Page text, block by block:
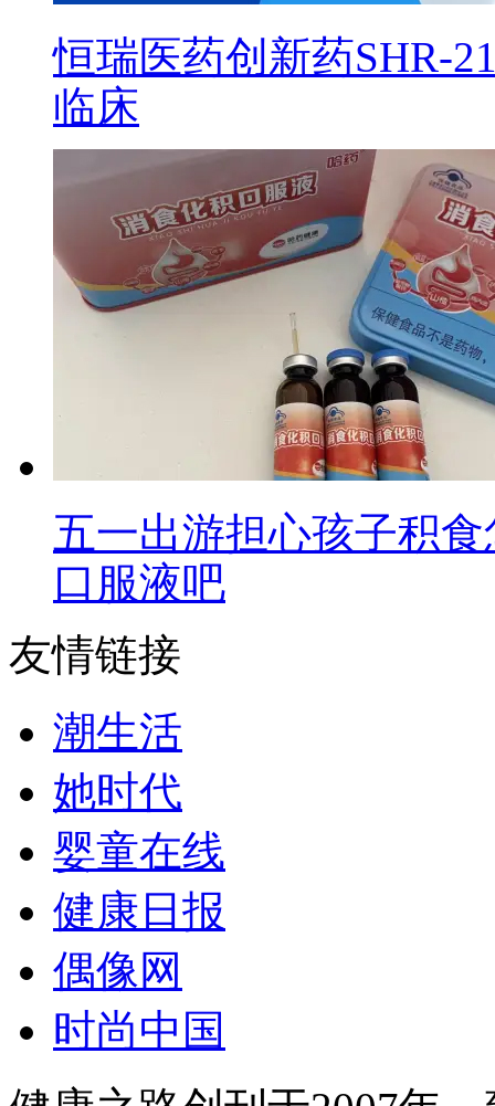
恒瑞医药创新药SHR-
临床
五一出游担心孩子积
口服液吧
友情链接
潮生活
她时代
婴童在线
健康日报
偶像网
时尚中国